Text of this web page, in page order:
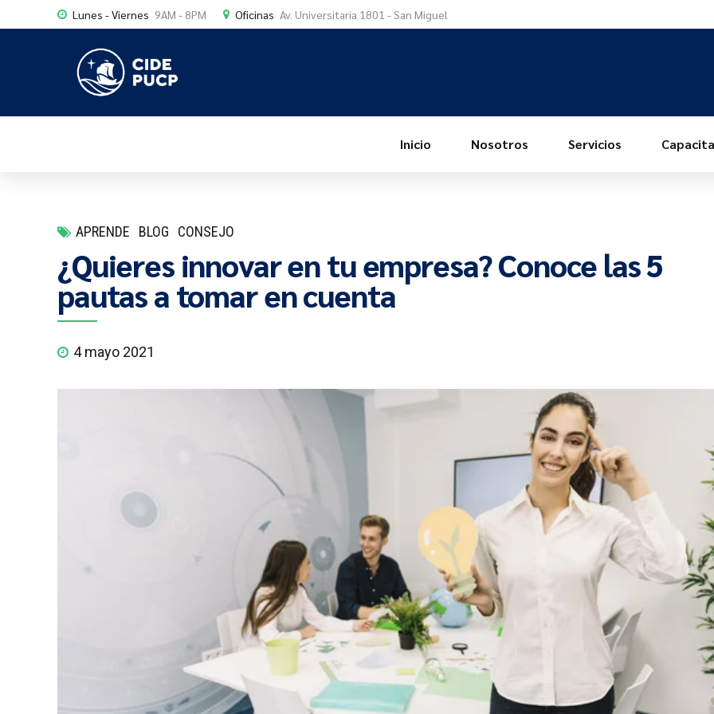
Lunes - Viernes 9AM - 8PM Oficinas Av. Universitaria 1801 - San Miguel
Inicio Nosotros Servicios
APRENDE BLOG CONSEJO
¿Quieres innovar en tu empresa? Conoce las 5
pautas a tomar en cuenta
4 mayo 2021